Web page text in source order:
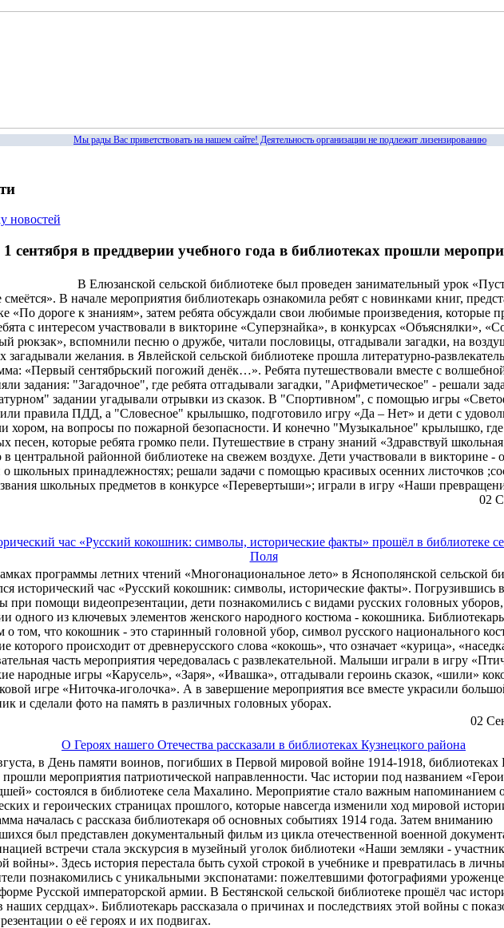
Мы рады Вас приветствовать на нашем сайте! Деятельность организации не подлежит лизензированию
новостей
1 сентября в преддверии учебного года в библиотеках прошли
В Елюзанской сельской библиотеке был проведен занимательный урок
смеётся». В начале мероприятия библиотекарь ознакомила ребят с новинками книг,
«По дороге к знаниям», затем ребята обсуждали свои любимые произведения, которые
с интересом участвовали в викторине «Суперзнайка», в конкурсах «Объяснялки»,
рюкзак», вспомнили песню о дружбе, читали пословицы, отгадывали загадки, на
загадывали желания. в Явлейской сельской библиотеке прошла литературно-
«Первый сентябрьский погожий денёк…». Ребята путешествовали вместе с
задания: "Загадочное", где ребята отгадывали загадки, "Арифметическое" - решали
задании угадывали отрывки из сказок. В "Спортивном", с помощью игры
правила ПДД, а "Словесное" крылышко, подготовило игру «Да – Нет» и дети с
хором, на вопросы по пожарной безопасности. И конечно "Музыкальное" крылышко,
песен, которые ребята громко пели. Путешествие в страну знаний «Здравствуй
центральной районной библиотеке на свежем воздухе. Дети участвовали в викторине -
о школьных принадлежностях; решали задачи с помощью красивых осенних листочков
школьных предметов в конкурсе «Перевертыши»; играли в игру «Наши
02
час «Русский кокошник: символы, исторические факты» прошёл в библиотеке
Поля
программы летних чтений «Многонациональное лето» в Яснополянской сельской
исторический час «Русский кокошник: символы, исторические факты». Погрузившись
при помощи видеопрезентации, дети познакомились с видами русских головных
одного из ключевых элементов женского народного костюма - кокошника. Библиотекарь
о том, что кокошник - это старинный головной убор, символ русского национального
которого происходит от древнерусского слова «кокошь», что означает «курица»,
часть мероприятия чередовалась с развлекательной. Малыши играли в игру
народные игры «Карусель», «Заря», «Ивашка», отгадывали героинь сказок, «шили»
игре «Ниточка-иголочка». А в завершение мероприятия все вместе украсили
и сделали фото на память в различных головных уборах.
02
О Героях нашего Отечества рассказали в библиотеках Кузнецкого района
в День памяти воинов, погибших в Первой мировой войне 1914-1918, библиотеках
прошли мероприятия патриотической направленности. Час истории под названием
состоялся в библиотеке села Махалино. Мероприятие стало важным напоминанием
и героических страницах прошлого, которые навсегда изменили ход мировой
началась с рассказа библиотекаря об основных событиях 1914 года. Затем вниманию
был представлен документальный фильм из цикла отечественной военной
встречи стала экскурсия в музейный уголок библиотеки «Наши земляки -
войны». Здесь история перестала быть сухой строкой в учебнике и превратилась в
познакомились с уникальными экспонатами: пожелтевшими фотографиями
Русской императорской армии. В Бестянской сельской библиотеке прошёл час
наших сердцах». Библиотекарь рассказала о причинах и последствиях этой войны с
о её героях и их подвигах.